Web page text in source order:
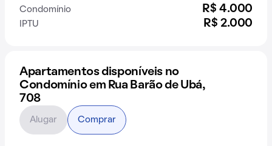
Condomínio
R$ 4.000
IPTU R$ 2.000
Apartamentos disponíveis no
Condomínio em Rua Barão de Ubá,
708
Alugar Comprar